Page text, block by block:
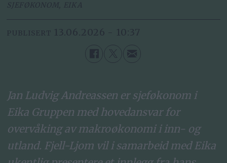
SJEFØKONOM, EIKA
PUBLISERT 13.06.2026 - 10:37
Jan Ludvig Andreassen er sjeføkonom i
Eika Gruppen med hovedansvar for
overvåking av makroøkonomi i inn- og
utland. Fjell-Ljom vil i samarbeid med Eika